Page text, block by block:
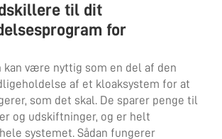
til dit
for
kan være nyttig som en del af den
af et kloaksystem for at
som det skal. De sparer penge til
og udskiftninger, og er helt
systemet. Sådan fungerer